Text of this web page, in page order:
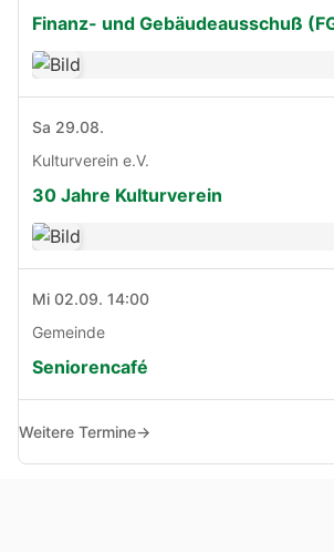
Finanz- und Gebäudeausschuß
Sa 29.08.
Kulturverein e.V.
30 Jahre Kulturverein
Mi 02.09. 14:00
Gemeinde
Seniorencafé
Weitere Termine→